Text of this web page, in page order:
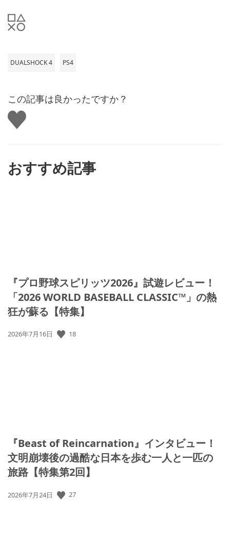
DUALSHOCK 4 PS4
この記事は良かったですか？
い
い
おすすめ記事
『プロ野球スピリッツ2026』試遊レビュー！
「2026 WORLD BASEBALL CLASSIC™」の熱
狂が蘇る【特集】
公
2026年7月16日 18
『Beast of Reincarnation』インタビュー！
文明崩壊後の過酷な日本を歩む一人と一匹の
旅路【特集第2回】
公
2026年7月24日 27